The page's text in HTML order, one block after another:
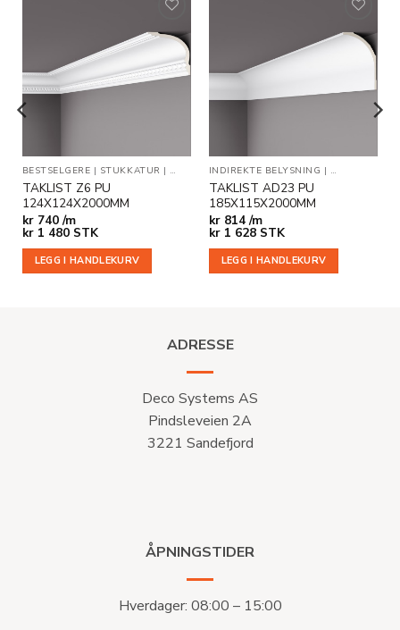
Legg til
i
ønskeliste
BESTSELGERE | STUKKATUR | TAKLISTER
TAKLIST Z6 PU
124X124X2000MM
kr740 /m
kr1 480 STK
LEGG I HANDLEKURV
Legg til
INDIREKTE BELYSNING | TAKLISTER
TAKLIST AD23 PU
185X115X2000MM
kr814 /m
kr1 628 STK
LEGG I HANDLEKURV
ADRESSE
Deco Systems AS
Pindsleveien 2A
3221 Sandefjord
ÅPNINGSTIDER
Hverdager: 08:00 – 15:00